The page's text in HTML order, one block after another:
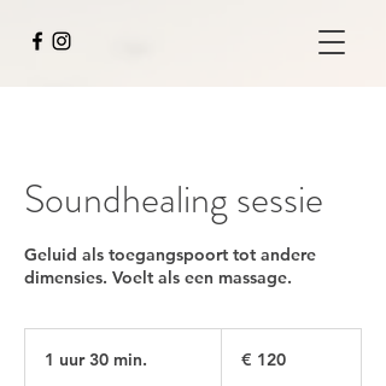
Soundhealing sessie
Geluid als toegangspoort tot andere
dimensies. Voelt als een massage.
1 uur 30 min. € 120